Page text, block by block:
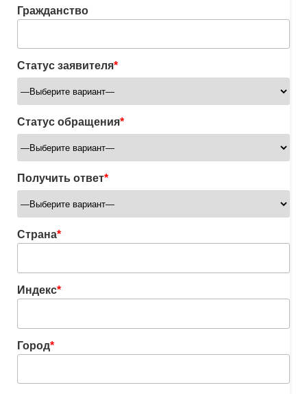
Гражданство
Статус заявителя*
Статус обращения*
Получить ответ*
Страна*
Индекс*
Город*